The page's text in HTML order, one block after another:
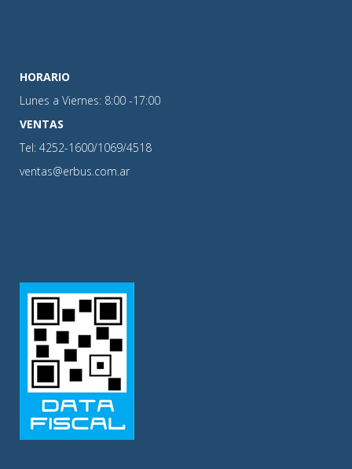
HORARIO
Lunes a Viernes: 8:00 -17:00
VENTAS
Tel: 4252-1600/1069/4518
ventas@erbus.com.ar